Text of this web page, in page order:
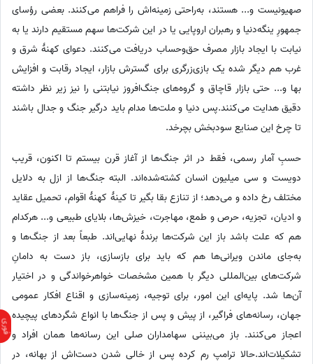
صهیونیست و... هستند، به‌راحتی زمینه‌اش را فراهم می‌کنند. بعضی رؤسای
جمهورِ ینگه‌دنیا و رهبران اروپایی یا در این شرکت‌ها سهم مستقیم دارند یا به
نیابت با ایجاد بازار مصرف حق‌وحساب دریافت می‌کنند. دعوای کهنهٔ شرق و
غرب هم دیگر شده یک بازی‌زرگری برای گسترش بازار، ایجاد رقابت و افزایش
بها و... حتی بازار قاچاق و گروه‌های جنگ‌افروز نیابتنی را نیز زیر نظر داشته
دقیق هدایت می‌کنند.پس دنیا و ملت‌ها مدام باید درگیر جنگ و جدال باشند
تا چرخ این صنایع سودبخش بچرخد.
حسبِ آمار رسمی، فقط در اثر جنگ‌ها از آغاز قرن بیستم تا اکنون، قریب
دویست و سی میلیون انسان کشته‌شده‌اند. البته جنگ‌ها از ازل به دلایل
مختلف رخ داده و می‌دهد؛ از تنازع بقا بگیر تا کینهٔ کهنهٔ اقوام، تحمیل عقاید
و ادیان، تجزیه، حرص و طمع، مهاجرت، خیزش‌ها، بلایای طبیعی و... هرکدام
هم که علت باشد باز این شرکت‌ها برندهٔ نهایی‌اند. طبعاً بعد از جنگ‌ها و
به‌جای ماندن ویرانی‌ها هم که باید برای بازسازی، باز دست به دامانِ
شرکت‌های بین‌المللی دیگر با همین مشخصات خواهرخواندگی و در اختیار
آن‌ها شد. پایه‌ای این امور، برای توجیه، زمینه‌سازی و اقناع افکار عمومی
جهان، رسانه‌های فراگیر، از پیش و پس از جنگ‌ها با انواع شگردهای پیچیده
اعجاز می‌کنند. باز می‌بیننی سهامداران صلی این رسانه‌ها همان افراد و
تشکیلات‌اند.حالا ترامپ رم کرده پس از خالی شدن دست‌اش از بهانه، در